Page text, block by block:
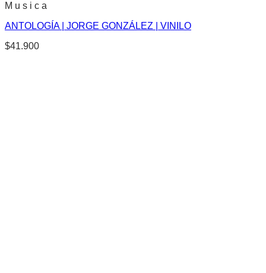
M u s i c a
ANTOLOGÍA | JORGE GONZÁLEZ | VINILO
$41.900